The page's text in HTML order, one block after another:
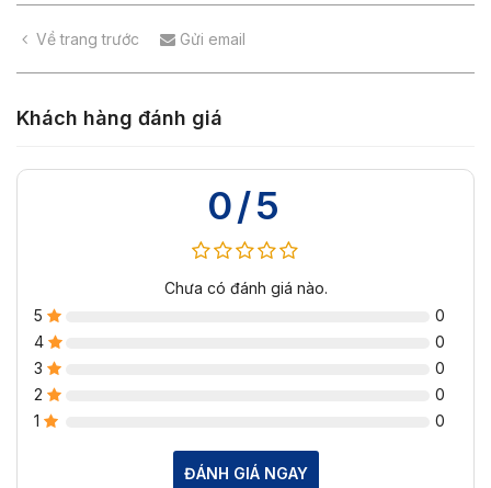
Về trang trước Gửi email
Khách hàng đánh giá
0/5
Chưa có đánh giá nào.
5
0
4
0
3
0
2
0
1
0
ĐÁNH GIÁ NGAY